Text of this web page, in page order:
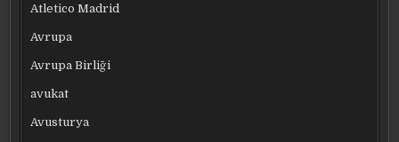
Atletico Madrid
Avrupa
Avrupa Birliği
avukat
Avusturya